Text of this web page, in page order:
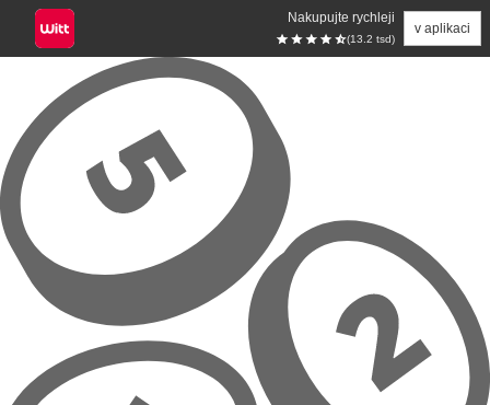
Nakupujte rychleji
(13.2 tsd)
v aplikaci
Přeskočit na hlavní obsah